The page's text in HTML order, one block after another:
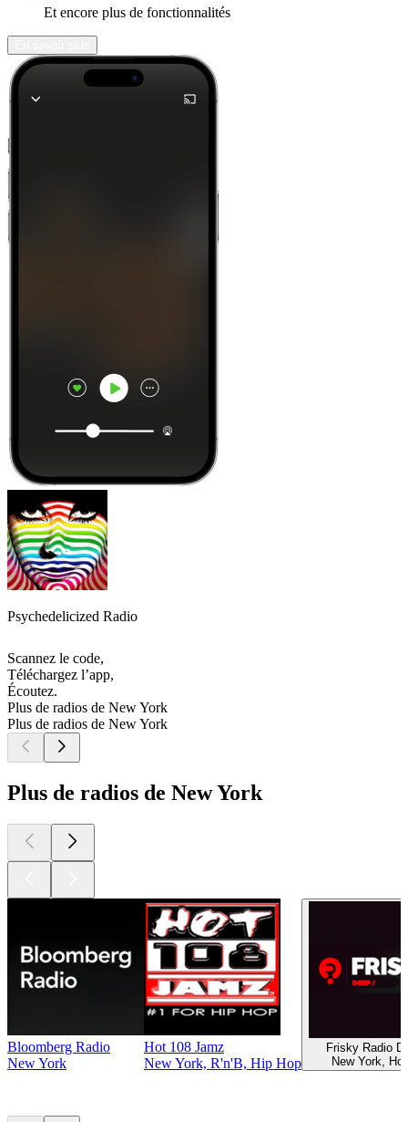
Et encore plus de fonctionnalités
Psychedelicized Radio
Scannez le code,
Téléchargez l’app,
Écoutez.
Plus de radios de New York
Plus de radios de New York
Plus de radios de New York
Bloomberg Radio
New York
Hot 108 Jamz
New York, R'n'B, Hip Hop
Frisky Radio
New York,